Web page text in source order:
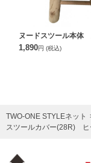
ヌードスツール本体
1,890円 (税込)
TWO-ONE STYLEネット
スツールカバー(28R)